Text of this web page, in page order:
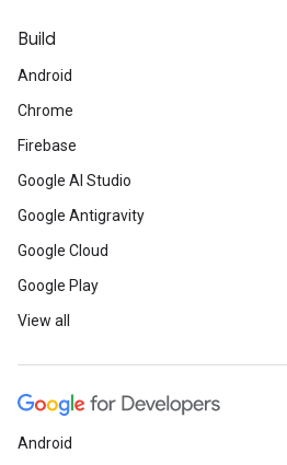
Build
Android
Chrome
Firebase
Google AI Studio
Google Antigravity
Google Cloud
Google Play
View all
Android